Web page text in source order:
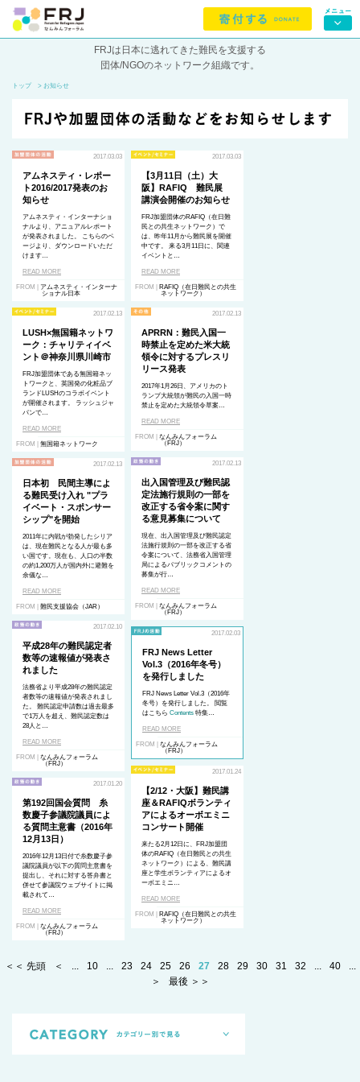
FRJは日本に逃れてきた難民を支援する
団体/NGOのネットワーク組織です。
トップ > お知らせ
2017.03.03
アムネスティ・レポー
ト2016/2017発表のお
知らせ
アムネスティ・インターナショ
ナルより、アニュアルレポート
が発表されました。 こちらのペ
ージより、ダウンロードいただ
けます…
READ MORE
FROM |
アムネスティ・インターナ
ショナル日本
2017.03.03
【3月11日（土）大
阪】RAFIQ 難民展
講演会開催のお知らせ
FRJ加盟団体のRAFIQ（在日難
民との共生ネットワーク）で
は、昨年11月から難民展を開催
中です。 来る3月11日に、関連
イベントと…
READ MORE
FROM |
RAFIQ（在日難民との共生
ネットワーク）
2017.02.13
LUSH×無国籍ネットワ
ーク：チャリティイベ
ント＠神奈川県川崎市
FRJ加盟団体である無国籍ネッ
トワークと、英国発の化粧品ブ
ランドLUSHのコラボイベント
が開催されます。 ラッシュジャ
パンで…
READ MORE
FROM | 無国籍ネットワーク
2017.02.13
APRRN：難民入国一
時禁止を定めた米大統
領令に対するプレスリ
リース発表
2017年1月 26 日、
アメリカのト
ランプ大統領が難民の入国一時
禁止を定めた大統領令草案…
READ MORE
FROM | なんみんフォーラム
（FRJ）
2017.02.13
出入国管理及び難民認
定法施行規則の一部を
改正する省令案に関す
る意見募集について
現在、出入国管理及び難民認定
法施行規則の一部を改正する省
令案について、法務省入国管理
局によるパブリックコメントの
募集が行…
READ MORE
FROM | なんみんフォーラム
（FRJ）
2017.02.13
日本初 民間主導によ
る難民受け入れ "プラ
イベート・スポンサー
シップ"を開始
2011年に内戦が勃発したシリア
は、現在難民となる人が最も多
い国です。現在も、人口の半数
の約1,200万人が国内外に避難を
余儀な…
READ MORE
FROM | 難民支援協会（JAR）
2017.02.10
平成28年の難民認定者
数等の速報値が発表さ
れました
法務省より平成28年の難民認定
者数等の速報値が発表されまし
た。 難民認定申請数は過去最多
で1万人を超え、難民認定数は
28人と…
READ MORE
FROM | なんみんフォーラム
（FRJ）
2017.02.03
FRJ News Letter
Vol.3（2016年冬号）
を発行しました
FRJ News Letter Vol.3（2016年
冬号）を発行しました。 閲覧
はこちら Contents 特集…
READ MORE
FROM | なんみんフォーラム
（FRJ）
2017.01.24
【2/12・大阪】難民講
座＆RAFIQボランティ
アによるオーボエミニ
コンサート開催
来たる2月12日に、FRJ加盟団
体のRAFIQ（在日難民との共生
ネットワーク）による、難民講
座と学生ボランティアによるオ
ーボエミニ…
READ MORE
FROM |
RAFIQ（在日難民との共生
ネットワーク）
2017.01.20
第192回国会質問 糸
数慶子参議院議員によ
る質問主意書（2016年
12月13日）
2016年12月13日付で糸数慶子参
議院議員が以下の質問主意書を
提出し、それに対する答弁書と
併せて参議院ウェブサイトに掲
載されて…
READ MORE
FROM | なんみんフォーラム
（FRJ）
＜＜ 先頭 ＜ ... 10 ... 23 24 25 26 27 28 29 30 31 32 ... 40
...
＞
最後 ＞＞